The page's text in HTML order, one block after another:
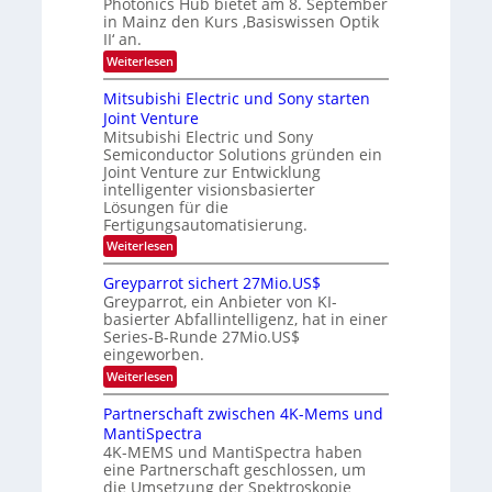
n
g
s
-
T
e
n
d
s
t
u
i
m
e
r
s
t
e
n
H
a
l
b
j
a
h
r
-
S
m
i
a
r
E
i
s
a
t
z
n
i
m
m
t
i
n
d
e
r
D
A
C
H
-
I
n
d
u
s
t
r
e
z
Photonics Hub bietet am 8. September
in Mainz den Kurs ‚Basiswissen Optik
II‘ an.
Weiterlesen:
O
p
t
i
k
-
K
u
r
s
v
o
n
P
h
o
t
o
n
i
c
s
H
u
b
Mitsubishi Electric und Sony starten
Joint Venture
Mitsubishi Electric und Sony
Semiconductor Solutions gründen ein
Joint Venture zur Entwicklung
intelligenter visionsbasierter
Lösungen für die
Fertigungsautomatisierung.
Weiterlesen:
M
t
s
u
b
i
s
h
i
E
l
e
t
Greyparrot sichert 27Mio.US$
Greyparrot, ein Anbieter von KI-
basierter Abfallintelligenz, hat in einer
Series-B-Runde 27Mio.US$
eingeworben.
Weiterlesen:
G
r
e
y
p
a
r
Partnerschaft zwischen 4K-Mems und
MantiSpectra
4K-MEMS und MantiSpectra haben
eine Partnerschaft geschlossen, um
die Umsetzung der Spektroskopie